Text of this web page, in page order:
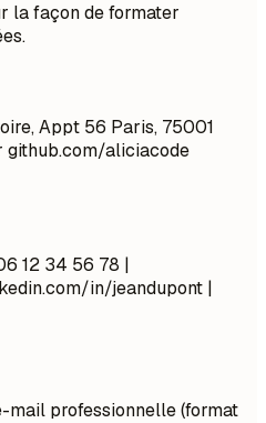
la façon de formater
Appt 56 Paris, 75001
github.com/aliciacode
12 34 56 78 |
in/jeandupont |
mail professionnelle (format